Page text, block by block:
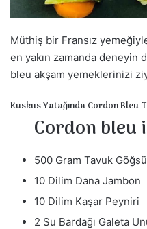
n
e
r
m
k
Müthiş bir Fransız
en yakın zamanda deneyin
bleu akşam yemeklerinizi
Kuskus Yatağında Cordon Bleu
Cordon bleu
500 Gram Tavuk Göğsü
10 Dilim Dana Jambon
10 Dilim Kaşar Peyniri
2 Su Bardağı Galeta